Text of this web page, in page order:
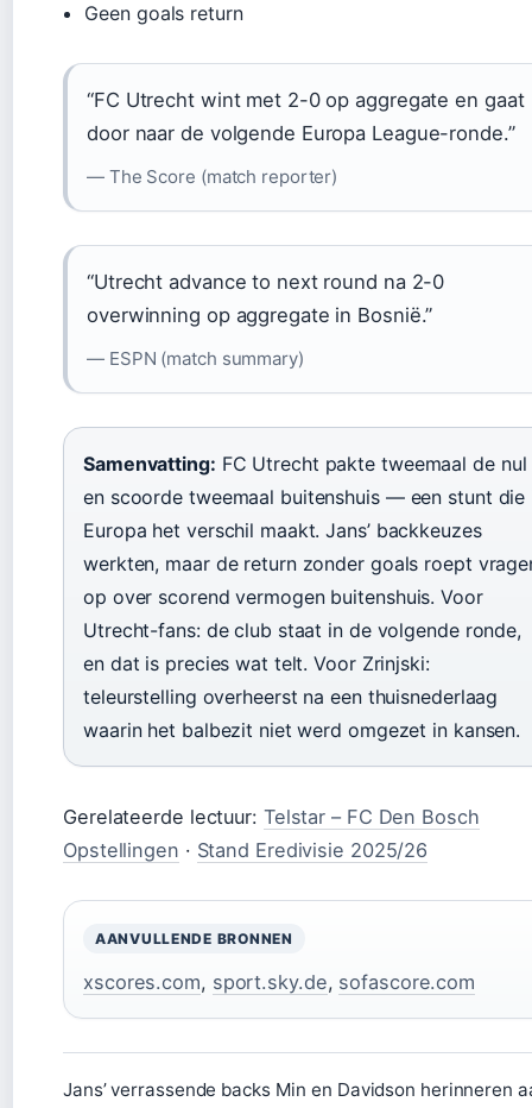
Geen goals return
“FC Utrecht wint met 2-0 op aggregate en gaat
door naar de volgende Europa League-ronde.”
— The Score (match reporter)
“Utrecht advance to next round na 2-0
overwinning op aggregate in Bosnië.”
— ESPN (match summary)
Samenvatting: FC Utrecht pakte tweemaal de nul
en scoorde tweemaal buitenshuis — een stunt die
Europa het verschil maakt. Jans’ backkeuzes
werkten, maar de return zonder goals roept
op over scorend vermogen buitenshuis. Voor
Utrecht-fans: de club staat in de volgende ronde,
en dat is precies wat telt. Voor Zrinjski:
teleurstelling overheerst na een thuisnederlaag
waarin het balbezit niet werd omgezet in kansen.
Gerelateerde lectuur: Telstar – FC Den Bosch
Opstellingen · Stand Eredivisie 2025/26
AANVULLENDE BRONNEN
xscores.com, sport.sky.de, sofascore.com
Jans’ verrassende backs Min en Davidson herinneren